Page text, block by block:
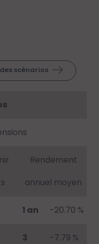
scénarios
Rendement
annuel moyen
1 an -20.70 %
3
-7.79 %